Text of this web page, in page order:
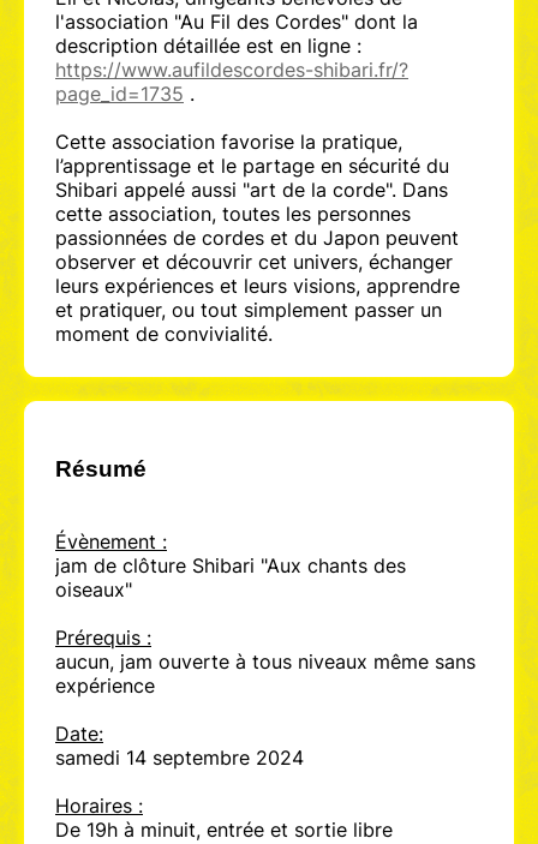
l'association "Au Fil des Cordes" dont la
description détaillée est en ligne :
https://www.aufildescordes-shibari.fr/?
page_id=1735 .
Cette association favorise la pratique,
l’apprentissage et le partage en sécurité du
Shibari appelé aussi "art de la corde". Dans
cette association, toutes les personnes
passionnées de cordes et du Japon peuvent
observer et découvrir cet univers, échanger
leurs expériences et leurs visions, apprendre
et pratiquer, ou tout simplement passer un
moment de convivialité.
Résumé
Évènement :
jam de clôture Shibari "Aux chants des
oiseaux"
Prérequis :
aucun, jam ouverte à tous niveaux même sans
expérience
Date:
samedi 14 septembre 2024
Horaires :
De 19h à minuit, entrée et sortie libre